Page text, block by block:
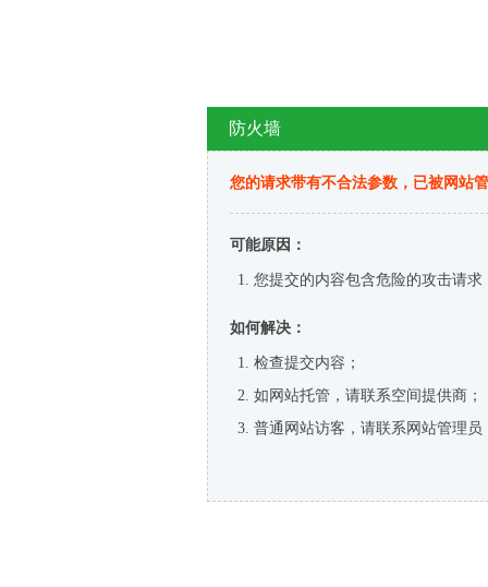
防火墙
您的请求带有不合法参数，已被网站
可能原因：
您提交的内容包含危险的攻击请求
如何解决：
检查提交内容；
如网站托管，请联系空间提供商；
普通网站访客，请联系网站管理员